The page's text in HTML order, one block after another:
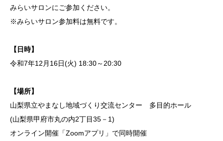
みらいサロンにご参加ください。
※みらいサロン参加料は無料です。
【日時】
令和7年12月16日(火) 18:30～20:30
【場所】
山梨県立やまなし地域づくり交流センター 多目的ホール
(山梨県甲府市丸の内2丁目35－1)
オンライン開催「Zoomアプリ」で同時開催